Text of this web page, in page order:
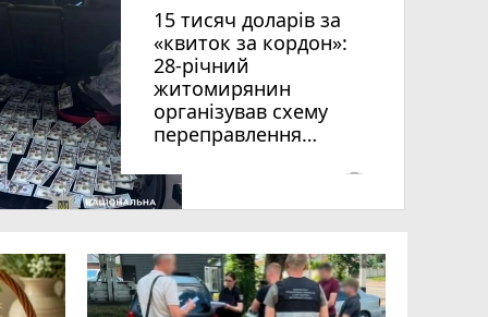
15 тисяч доларів за
«квиток за кордон»:
28-річний
житомирянин
організував схему
переправлення
віку за межі країни
photo_camera